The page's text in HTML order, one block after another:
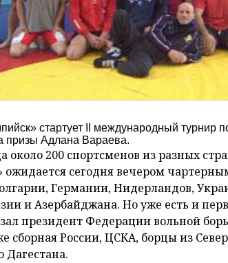
стартует II международный турнир
призы Адлана Вараева.
200 спортсменов из разных
ожидается сегодня вечером
Германии, Нидерландов,
и Азербайджана. Но уже есть и
президент Федерации вольной
сборная России, ЦСКА, борцы из
Дагестана.